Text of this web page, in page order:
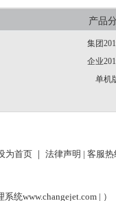
产品
集团
企业
单机
为首页 ｜ 法律声明 | 客服
系统www.changejet.com | ）